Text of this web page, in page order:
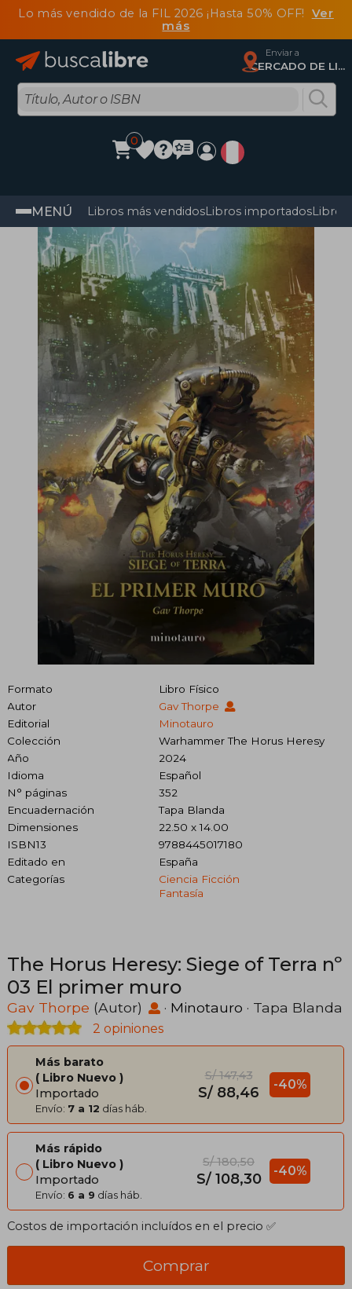
Lo más vendido de la FIL 2026 ¡Hasta 50% OFF! Ver
más
Enviar a
CERCADO DE LIMA, Lima
0
MENÚ Libros más vendidosLibros importadosLibros
Formato
Libro Físico
Autor
Gav Thorpe
Editorial
Minotauro
Colección
Warhammer The Horus Heresy
Año
2024
Idioma
Español
N° páginas
352
Encuadernación
Tapa Blanda
Dimensiones
22.50 x 14.00
ISBN13
9788445017180
Editado en
España
Categorías
Ciencia Ficción
Fantasía
The Horus Heresy: Siege of Terra nº
03 El primer muro
Gav Thorpe (Autor) · Minotauro · Tapa Blanda
2 opiniones
Más barato
Libro Nuevo
Importado
Envío: 7 a 12 días háb.
S/ 147,43
S/ 88,46 -40%
Más rápido
Libro Nuevo
Importado
Envío: 6 a 9 días háb.
S/ 180,50
S/ 108,30 -40%
Costos de importación incluídos en el precio ✅
Comprar